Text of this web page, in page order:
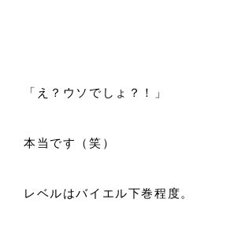
「え？ウソでしょ？！」
本当です（笑）
レベルはバイエル下巻程度。